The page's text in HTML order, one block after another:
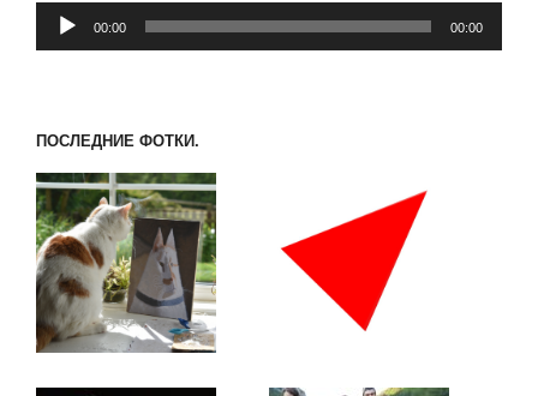
Аудиоплеер
00:00 00:00
ПОСЛЕДНИЕ ФОТКИ.